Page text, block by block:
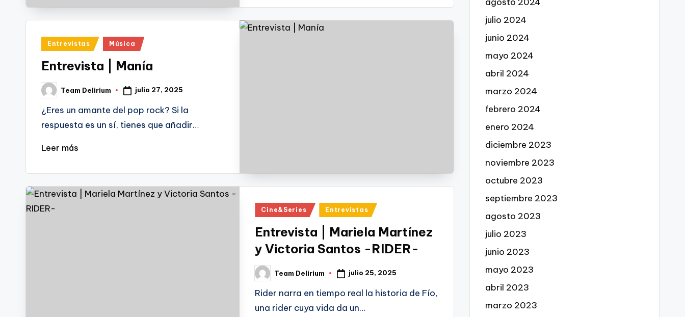
Publicado
Entrevistas Música
Entrevista | Manía
Publicado
por
Team Delirium julio 27, 2025
¿Eres un amante del pop rock? Si la
respuesta es un sí, tienes que añadir…
Leer más
Publicado
Cine&Series Entrevistas
Entrevista | Mariela Martínez
y Victoria Santos -RIDER-
Publicado
por
Team Delirium julio 25, 2025
Rider narra en tiempo real la historia de Fío,
una rider cuya vida da un…
julio 2024
junio 2024
mayo 2024
abril 2024
marzo 2024
febrero 2024
enero 2024
diciembre 2023
noviembre 2023
octubre 2023
septiembre 2023
agosto 2023
julio 2023
junio 2023
mayo 2023
abril 2023
marzo 2023